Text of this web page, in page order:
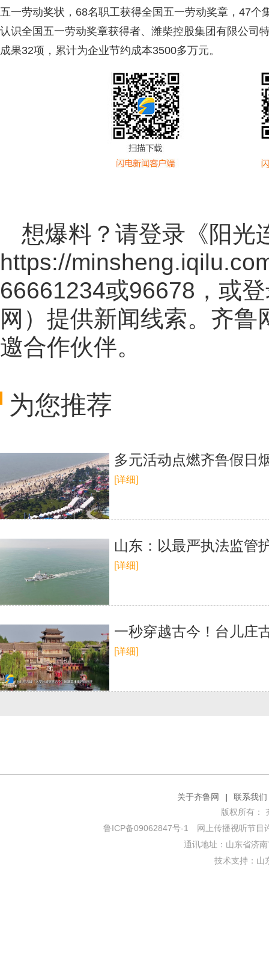
五一劳动奖状，68名职工获得全国五一劳动奖章，47
认识全国五一劳动奖章获得者、潍柴控股集团有限公司
成果32项，累计为企业节约成本3500多万元。
想爆料？请登录《阳光
https://
66661234或96678，或
网 ）提供新闻线索。齐鲁
邀合作伙伴。
为您推荐
多元活动点燃齐鲁假日
[详细]
山东：以最严执法监管
[详细]
一秒穿越古今！台儿庄
[详细]
关于齐鲁网 |
联系我们
版权所有：
鲁ICP备09062847号-1 网上传播视听节目
通讯地址：山东省济
技术支持： 山